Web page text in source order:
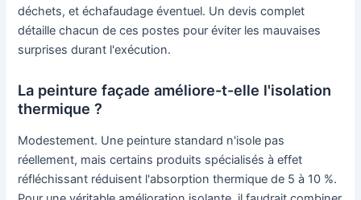
déchets, et échafaudage éventuel. Un devis complet
détaille chacun de ces postes pour éviter les mauvaises
surprises durant l'exécution.
La peinture façade améliore-t-elle l'isolation
thermique ?
Modestement. Une peinture standard n'isole pas
réellement, mais certains produits spécialisés à effet
réfléchissant réduisent l'absorption thermique de 5 à 10 %.